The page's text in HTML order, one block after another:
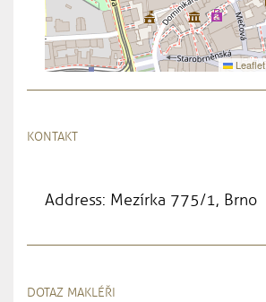
Leaflet
KONTAKT
Address: Mezírka 775/1, Brno
DOTAZ MAKLÉŘI